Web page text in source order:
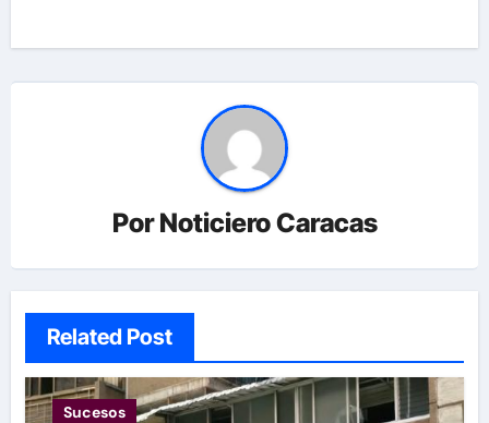
PorNoticiero Caracas
Related Post
Sucesos